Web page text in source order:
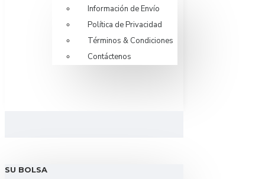
Información de Envío
Política de Privacidad
Términos & Condiciones
Contáctenos
SU BOLSA